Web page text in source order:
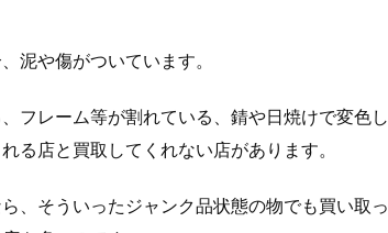
泥や傷がついています。
フレーム等が割れている、錆や日焼けで変色し
る店と買取してくれない店があります。
、そういったジャンク品状態の物でも買い取っ